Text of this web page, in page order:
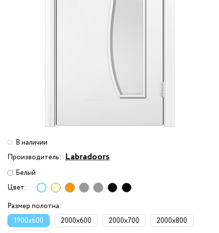
В наличии
Производитель: Labradoors
Белый
Цвет:
Размер полотна:
1900x600
2000x600 2000x700
2000x800